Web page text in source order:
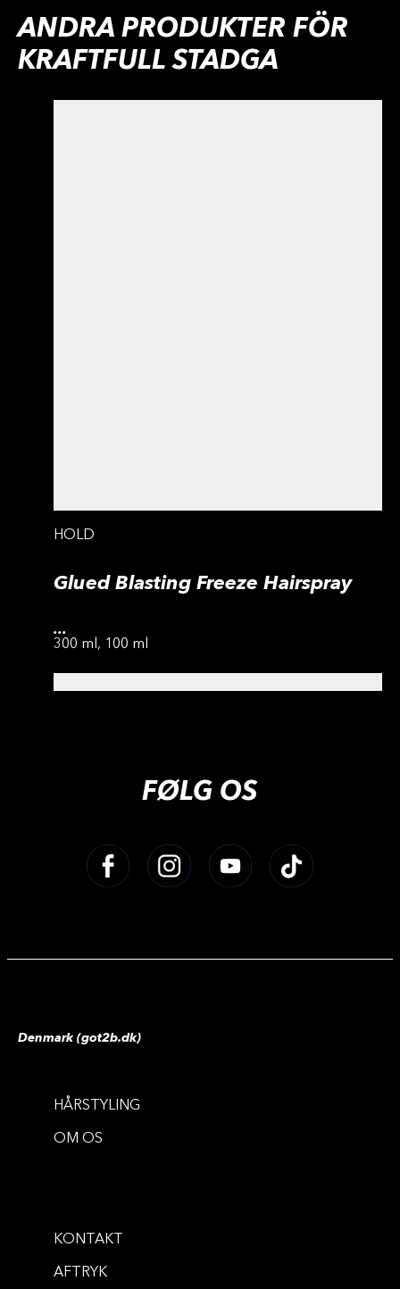
ANDRA PRODUKTER FÖR
KRAFTFULL STADGA
HOLD
Glued Blasting Freeze Hairspray
...
300 ml, 100 ml
HOLD
16 ml
FØLG OS
HÅRSTYLING
OM OS
Denmark (got2b.dk)
KONTAKT
AFTRYK